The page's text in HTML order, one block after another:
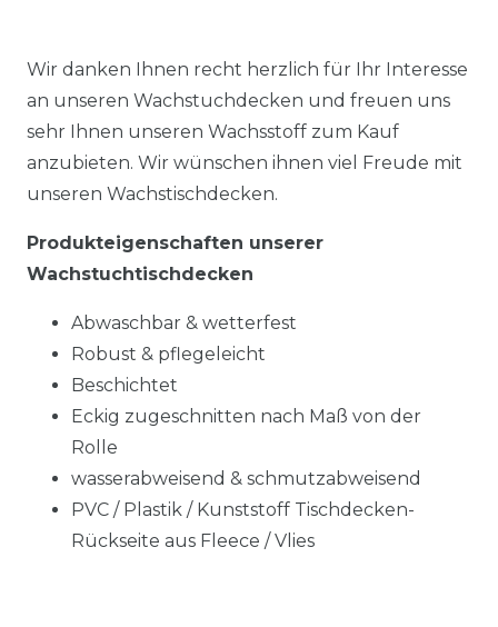
Wir danken Ihnen recht herzlich für Ihr Interesse
an unseren Wachstuchdecken und freuen uns
sehr Ihnen unseren Wachsstoff zum Kauf
anzubieten. Wir wünschen ihnen viel Freude mit
unseren Wachstischdecken.
Produkteigenschaften unserer
Wachstuchtischdecken
Abwaschbar & wetterfest
Robust & pflegeleicht
Beschichtet
Eckig zugeschnitten nach Maß von der
Rolle
wasserabweisend & schmutzabweisend
PVC / Plastik / Kunststoff Tischdecken-
Rückseite aus Fleece / Vlies